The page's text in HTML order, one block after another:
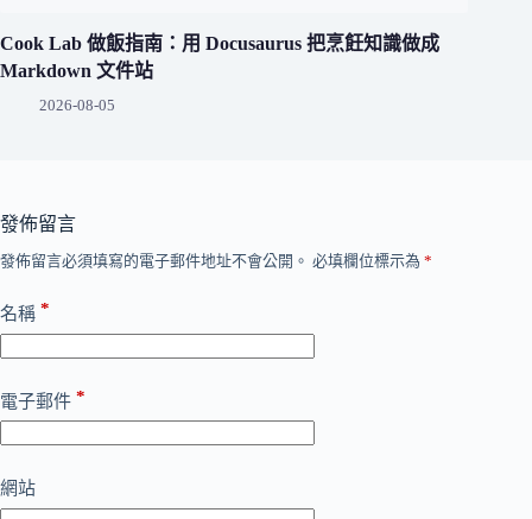
Cook Lab 做飯指南：用 Docusaurus 把烹飪知識做成
Markdown 文件站
2026-08-05
發佈留言
發佈留言必須填寫的電子郵件地址不會公開。 必填欄位標示為 *
名稱 *
電子郵件 *
網站